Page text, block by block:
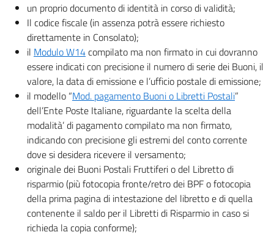
un proprio documento di identità in corso di validità;
Il codice fiscale (in assenza potrà essere richiesto
direttamente in Consolato);
il Modulo W14compilato ma non firmato in cui dovranno
essere indicati con precisione il numero di serie dei Buoni, il
valore, la data di emissione e l’ufficio postale di emissione;
il modello “Mod. pagamento Buoni o Libretti Postali”
dell’Ente Poste Italiane, riguardante la scelta della
modalità’ di pagamento compilato ma non firmato,
indicando con precisione gli estremi del conto corrente
dove si desidera ricevere il versamento;
originale dei Buoni Postali Fruttiferi o del Libretto di
risparmio (più fotocopia fronte/retro dei BPF o fotocopia
della prima pagina di intestazione del libretto e di quella
contenente il saldo per il Libretti di Risparmio in caso si
richieda la copia conforme);